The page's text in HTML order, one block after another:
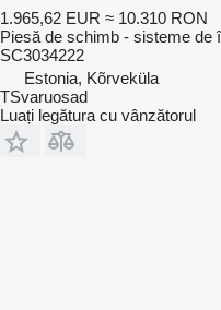
1.965,62 EUR ≈ 10.310 RON
Piesă de schimb - sisteme de
SC3034222
Estonia, Kõrveküla
TSvaruosad
Luați legătura cu vânzătorul